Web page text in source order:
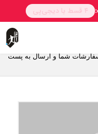
شما و ارسال به پست
پست حتی روستاها